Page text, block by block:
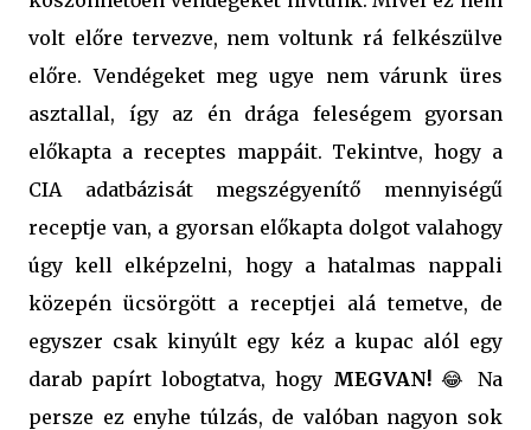
volt előre tervezve, nem voltunk rá felkészülve
előre. Vendégeket meg ugye nem várunk üres
asztallal, így az én drága feleségem gyorsan
előkapta a receptes mappáit. Tekintve, hogy a
CIA adatbázisát megszégyenítő mennyiségű
receptje van, a gyorsan előkapta dolgot valahogy
úgy kell elképzelni, hogy a hatalmas nappali
közepén ücsörgött a receptjei alá temetve, de
egyszer csak kinyúlt egy kéz a kupac alól egy
darab papírt lobogtatva, hogy MEGVAN!😂 Na
persze ez enyhe túlzás, de valóban nagyon sok